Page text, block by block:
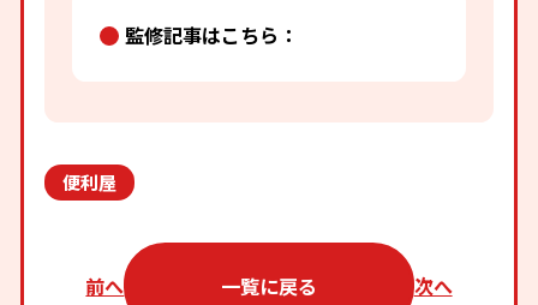
監修記事はこちら：
便利屋
前へ 一覧に戻る 次へ